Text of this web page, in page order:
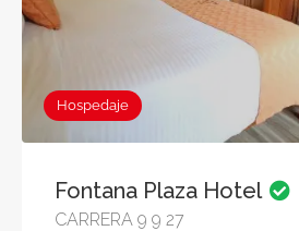
Hospedaje
Fontana Plaza Hotel
CARRERA 9 9 27